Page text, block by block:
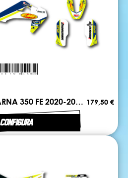
MX Grafiche HUSQVARNA 350 FE 2020-2023 DUAL 179,50 €
CONFIGURA